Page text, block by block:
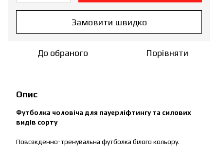
Замовити швидко
До обраного Порівняти
Опис
Футболка чоловіча для пауерліфтингу та силових
видів сорту
Повсякденно-тренувальна футболка білого кольору.